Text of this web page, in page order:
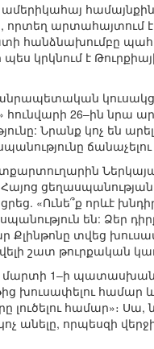
արտահայտում
հանձնախումբը
կրկնում է
հունվարի 26–ին նրա
Նրանք կոչ են
«Ունե՞ք որևէ
են: Ձեր
տվեց
շատ թուրքական
մարտի 1–ի
խուսափելու
համար»։
անելը, որպեսզի